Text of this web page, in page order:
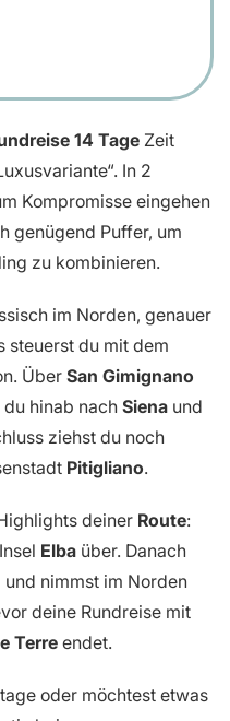
14 Tage Zeit
In 2
Kompromisse eingehen
genügend Puffer, um
zu kombinieren.
im Norden, genauer
steuerst du mit dem
ÜberSan Gimignano
hinab nachSiena und
ziehst du noch
Pitigliano.
deiner Route:
Elba über. Danach
nimmst im Norden
deine Rundreise mit
Terre endet.
oder möchtest etwas